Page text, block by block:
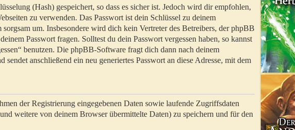
(Hash) gespeichert, so dass es sicher ist. Jedoch wird dir empfohlen,
zu verwenden. Das Passwort ist dein Schlüssel zu deinem
um. Insbesondere wird dich kein Vertreter des Betreibers, der phpBB
Passwort fragen. Solltest du dein Passwort vergessen haben, so kannst
benutzen. Die phpBB-Software fragt dich dann nach deinem
anschließend ein neu generiertes Passwort an diese Adresse, mit dem
der Registrierung eingegebenen Daten sowie laufende Zugriffsdaten
weitere von deinem Browser übermittelte Daten) zu speichern und für den